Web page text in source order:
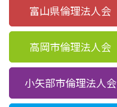
富山県倫理法人会
高岡市倫理法人会
小矢部市倫理法人会